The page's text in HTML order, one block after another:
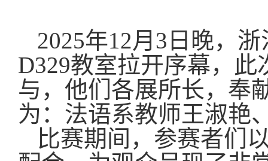
2025年12月 3 日晚， 浙
D329教室拉开序幕，此
与，他们各展所长，奉
为：法语系教师王淑艳
比赛期间，参赛者们